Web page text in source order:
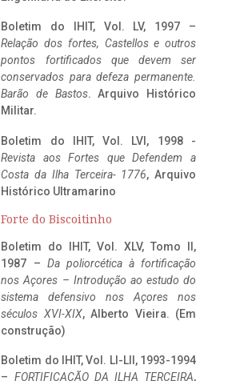
Boletim do IHIT, Vol. LV, 1997 –
Relação dos fortes, Castellos e outros
pontos fortificados que devem ser
conservados para defeza permanente.
Barão de Bastos. Arquivo Histórico
Militar.
Boletim do IHIT, Vol. LVI, 1998 -
Revista aos Fortes que Defendem a
Costa da Ilha Terceira- 1776, Arquivo
Histórico Ultramarino
Forte do Biscoitinho
Boletim do IHIT, Vol. XLV, Tomo II,
1987 – Da poliorcética à fortificação
nos Açores – Introdução ao estudo do
sistema defensivo nos Açores nos
séculos XVI-XIX, Alberto Vieira. (Em
construção)
Boletim do IHIT, Vol. LI-LII, 1993-1994
– FORTIFICAÇÃO DA ILHA TERCEIRA,